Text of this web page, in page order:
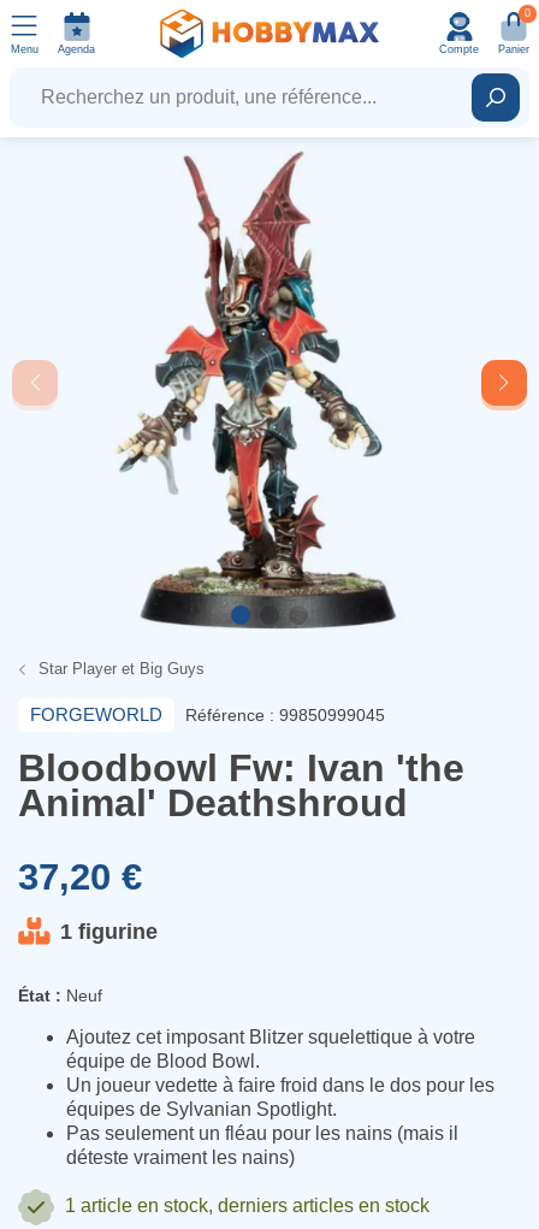
Menu Agenda Compte
0
Panier
Recherchez un produit, une référence...
Star Player et Big Guys
FORGEWORLD Référence : 99850999045
Bloodbowl Fw: Ivan 'the
Animal' Deathshroud
37,20 €
1 figurine
État : Neuf
Ajoutez cet imposant Blitzer squelettique à votre
équipe de Blood Bowl.
Un joueur vedette à faire froid dans le dos pour les
équipes de Sylvanian Spotlight.
Pas seulement un fléau pour les nains (mais il
déteste vraiment les nains)
1 article en stock, derniers articles en stock